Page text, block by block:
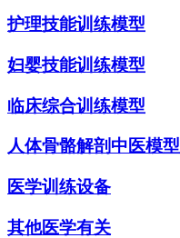
护理技能训练模型
妇婴技能训练模型
临床综合训练模型
人体骨骼解剖中医模型
医学训练设备
其他医学有关